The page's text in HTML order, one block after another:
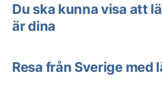
Du ska kunna visa att
är dina
Resa från Sverige med